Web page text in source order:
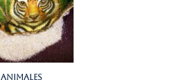
animales